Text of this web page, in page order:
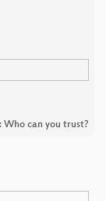
Who can you trust?